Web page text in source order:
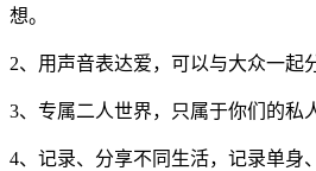
想。
2、用声音表达爱，可以与大众一起
3、专属二人世界，只属于你们的私
4、记录、分享不同生活，记录单身